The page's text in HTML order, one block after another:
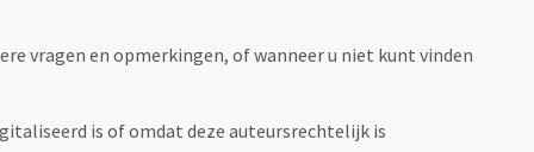
vragen en opmerkingen, of wanneer u niet kunt vinden
is of omdat deze auteursrechtelijk is